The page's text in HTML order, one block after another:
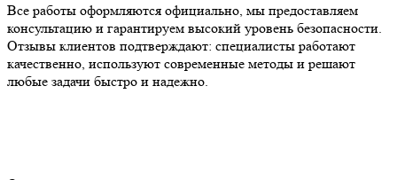
Все работы оформляются официально, мы предоставляем
консультацию и гарантируем высокий уровень безопасности.
Отзывы клиентов подтверждают: специалисты работают
качественно, используют современные методы и решают
любые задачи быстро и надежно.